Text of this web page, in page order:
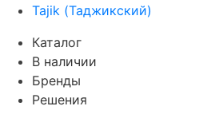
Tajik (Таджикский)
Каталог
В наличии
Бренды
Решения